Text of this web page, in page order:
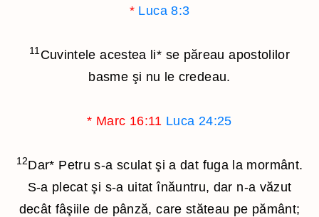
* Luca 8:3
11Cuvintele acestea li* se păreau apostolilor
basme şi nu le credeau.
* Marc 16:11 Luca 24:25
12Dar* Petru s-a sculat şi a dat fuga la mormânt.
S-a plecat şi s-a uitat înăuntru, dar n-a văzut
decât fâşiile de pânză, care stăteau pe pământ;